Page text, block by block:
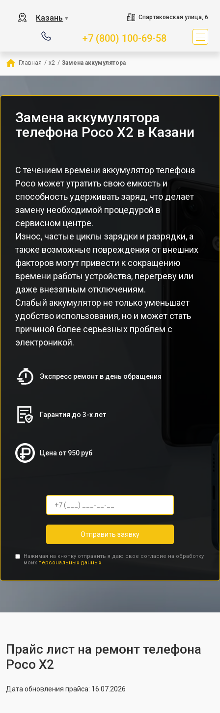
Казань ▼ Спартаковская улица, 6
+7 (800) 100-69-58
Главная / x2 / Замена аккумулятора
Замена аккумулятора
телефона Poco X2 в Казани
С течением времени аккумулятор телефона
Poco может утратить свою емкость и
способность удерживать заряд, что делает
замену необходимой процедурой в
сервисном центре.
Износ, частые циклы зарядки и разрядки, а
также возможные повреждения от внешних
факторов могут привести к сокращению
времени работы устройства, перегреву или
даже внезапным отключениям.
Слабый аккумулятор не только уменьшает
удобство использования, но и может стать
причиной более серьезных проблем с
электроникой.
Экспресс ремонт в день обращения
Гарантия до 3-х лет
Цена от 950 руб
Отправить заявку
Нажимая на кнопку отправить я даю свое согласие на обработку
моих персональных данных.
Прайс лист на ремонт телефона
Poco X2
Дата обновления прайса: 16.07.2026